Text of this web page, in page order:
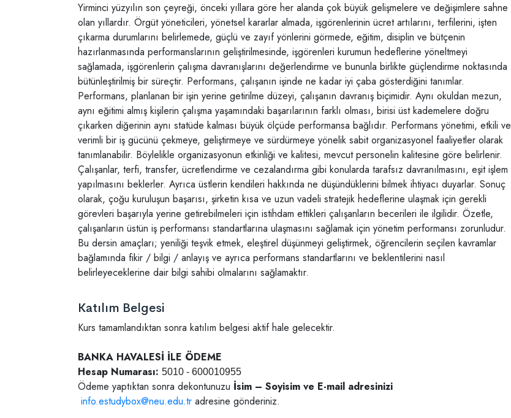
Yirminci yüzyılın son çeyreği, önceki yıllara göre her alanda çok büyük gelişmelere ve değişimlere sahne
olan yıllardır. Örgüt yöneticileri, yönetsel kararlar almada, işgörenlerinin ücret artılarını, terfilerini, işten
çıkarma durumlarını belirlemede, güçlü ve zayıf yönlerini görmede, eğitim, disiplin ve bütçenin
hazırlanmasında performanslarının geliştirilmesinde, işgörenleri kurumun hedeflerine yöneltmeyi
sağlamada, işgörenlerin çalışma davranışlarını değerlendirme ve bununla birlikte güçlendirme noktasında
bütünleştirilmiş bir süreçtir. Performans, çalışanın işinde ne kadar iyi çaba gösterdiğini tanımlar.
Performans, planlanan bir işin yerine getirilme düzeyi, çalışanın davranış biçimidir. Aynı okuldan mezun,
aynı eğitimi almış kişilerin çalışma yaşamındaki başarılarının farklı olması, birisi üst kademelere doğru
çıkarken diğerinin aynı statüde kalması büyük ölçüde performansa bağlıdır. Performans yönetimi, etkili ve
verimli bir iş gücünü çekmeye, geliştirmeye ve sürdürmeye yönelik sabit organizasyonel faaliyetler olarak
tanımlanabilir. Böylelikle organizasyonun etkinliği ve kalitesi, mevcut personelin kalitesine göre belirlenir.
Çalışanlar, terfi, transfer, ücretlendirme ve cezalandırma gibi konularda tarafsız davranılmasını, eşit işlem
yapılmasını beklerler. Ayrıca üstlerin kendileri hakkında ne düşündüklerini bilmek ihtiyacı duyarlar. Sonuç
olarak, çoğu kuruluşun başarısı, şirketin kısa ve uzun vadeli stratejik hedeflerine ulaşmak için gerekli
görevleri başarıyla yerine getirebilmeleri için istihdam ettikleri çalışanların becerileri ile ilgilidir. Özetle,
çalışanların üstün iş performansı standartlarına ulaşmasını sağlamak için yönetim performansı zorunludur.
Bu dersin amaçları; yeniliği teşvik etmek, eleştirel düşünmeyi geliştirmek, öğrencilerin seçilen kavramlar
bağlamında fikir / bilgi / anlayış ve ayrıca performans standartlarını ve beklentilerini nasıl
belirleyeceklerine dair bilgi sahibi olmalarını sağlamaktır.
Katılım Belgesi
Kurs tamamlandıktan sonra katılım belgesi aktif hale gelecektir.
BANKA HAVALESİ İLE ÖDEME
Hesap Numarası: 5010 - 600010955
Ödeme yaptıktan sonra dekontunuzu İsim – Soyisim ve E-mail adresinizi
info.estudybox@neu.edu.tr adresine gönderiniz.